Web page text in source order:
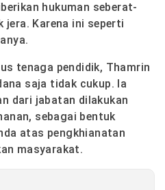
hukuman seberat-
jera. Karena ini seperti
tenaga pendidik, Thamrin
saja tidak cukup. Ia
dari jabatan dilakukan
sebagai bentuk
atas pengkhianatan
masyarakat.